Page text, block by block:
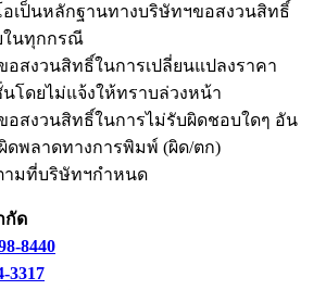
เป็นหลักฐานทางบริษัทฯขอสงวนสิทธิ์
ในทุกกรณี
อสงวนสิทธิ์ในการเปลี่ยนแปลงราคา
โดยไม่แจ้งให้ทราบล่วงหน้า
อสงวนสิทธิ์ในการไม่รับผิดชอบใดๆ อัน
ดพลาดทางการพิมพ์ (ผิด/ตก)
ามที่บริษัทฯกำหนด
กัด
8440
3317